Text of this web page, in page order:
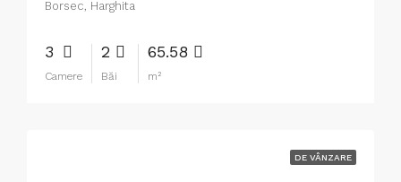
Borsec, Harghita
3
Camere
2
Băi
65.58
m²
DE VÂNZARE